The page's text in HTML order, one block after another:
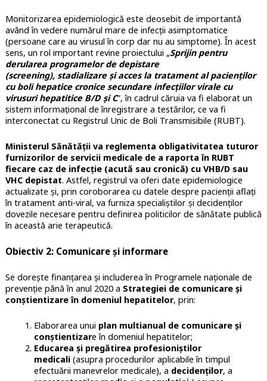
Monitorizarea epidemiologică este deosebit de importantă
având în vedere numărul mare de infecții asimptomatice
(persoane care au virusul în corp dar nu au simptome). În acest
sens, un rol important revine proiectului „Sprijin pentru
derularea programelor de depistare
(screening), stadializare și acces la tratament al pacienților
cu boli hepatice cronice secundare infecțiilor virale cu
virusuri hepatitice B/D și C”, în cadrul căruia va fi elaborat un
sistem informațional de înregistrare a testărilor, ce va fi
interconectat cu Registrul Unic de Boli Transmisibile (RUBT).
Ministerul Sănătății va reglementa obligativitatea tuturor
furnizorilor de servicii medicale de a raporta în RUBT
fiecare caz de infecție (acută sau cronică) cu VHB/D sau
VHC depistat. Astfel, registrul va oferi date epidemiologice
actualizate și, prin coroborarea cu datele despre pacienții aflați
în tratament anti-viral, va furniza specialiștilor și decidenților
dovezile necesare pentru definirea politicilor de sănătate publică
în această arie terapeutică.
Obiectiv 2: Comunicare și informare
Se dorește finanțarea și includerea în Programele naționale de
prevenție până în anul 2020 a Strategiei de comunicare și
conștientizare în domeniul hepatitelor, prin:
Elaborarea unui plan multianual de comunicare și
conștientizare în domeniul hepatitelor;
Educarea și pregătirea profesioniștilor
medicali (asupra procedurilor aplicabile în timpul
efectuării manevrelor medicale), a decidenților, a